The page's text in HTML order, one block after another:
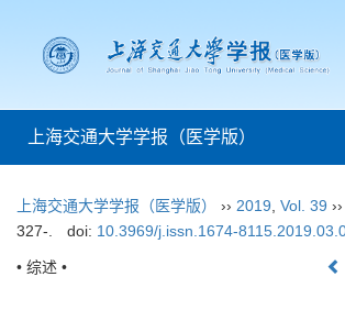
上海交通大学学报（医学版）
上海交通大学学报（医学版） ›› 2019 Vol. 39 ››
327-.
doi: 10.3969/j.issn.1674-
• 综述 •